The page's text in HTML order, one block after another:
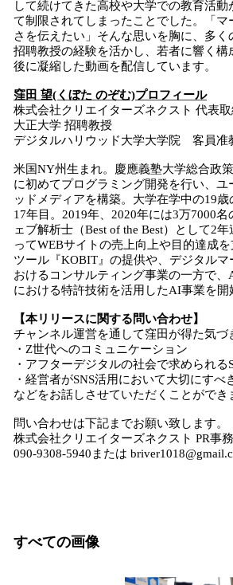
して続けてきた高校や大学での教育活動
て制限されてしまったことでした。「マ
さを伝えたい」そんな思いを胸に、多
招聘教授の経験を活かし、若者に響く構
後に凝縮した動画を配信しています。
窪田 望(くぼた のぞむ)プロフィール
株式会社クリエイターズネクスト 代表
大正大学 招聘教授
デジタルハリウッド大学大学院 客員准
米国NY州生まれ。慶應義塾大学総合政
に初めてプログラミング開発を行い、ユ
ッドメディアを構築。大学在学中の19
17年目。2019年、2020年には3万7000
ェブ解析士（Best of the Best）として2
ってWEBサイトの売上向上や目的達成
ツール『KOBIT』の提供や、デジタルマ
おけるコンサルティング事業の一方で
における特許技術を活用したAI事業を開
【本リリースに関する問い合わせ】
チャンネル運営を通して窪田が得た気づ
・Z世代へのコミュニケーション
・アフターデジタルの社会で求められる
・経営者がSNS活用において大切にすべ
などをお話しさせていただくことができ
問い合わせは下記までお願い致します。
株式会社クリエイターズネクスト PR事
090-9308-5940または
すべての画像